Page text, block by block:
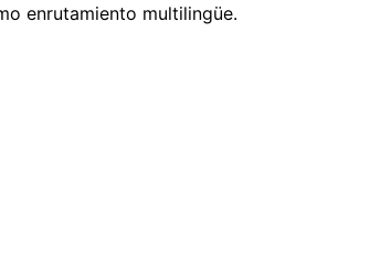
enrutamiento multilingüe.